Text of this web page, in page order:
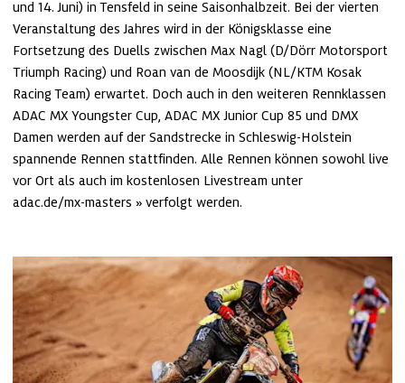
und 14. Juni) in Tensfeld in seine Saisonhalbzeit. Bei der vierten
Veranstaltung des Jahres wird in der Königsklasse eine
Fortsetzung des Duells zwischen Max Nagl (D/Dörr Motorsport
Triumph Racing) und Roan van de Moosdijk (NL/KTM Kosak
Racing Team) erwartet. Doch auch in den weiteren Rennklassen
ADAC MX Youngster Cup, ADAC MX Junior Cup 85 und DMX
Damen werden auf der Sandstrecke in Schleswig-Holstein
spannende Rennen stattfinden. Alle Rennen können sowohl live
vor Ort als auch im kostenlosen Livestream unter
adac.de/mx-masters
verfolgt werden.